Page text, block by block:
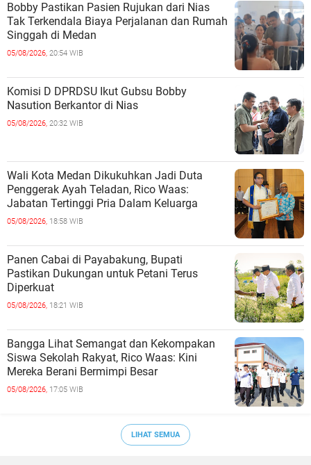
Bobby Pastikan Pasien Rujukan dari Nias
Tak Terkendala Biaya Perjalanan dan Rumah
Singgah di Medan
05/08/2026, 20:54 WIB
Komisi D DPRDSU Ikut Gubsu Bobby
Nasution Berkantor di Nias
05/08/2026, 20:32 WIB
Wali Kota Medan Dikukuhkan Jadi Duta
Penggerak Ayah Teladan, Rico Waas:
Jabatan Tertinggi Pria Dalam Keluarga
05/08/2026, 18:58 WIB
Panen Cabai di Payabakung, Bupati
Pastikan Dukungan untuk Petani Terus
Diperkuat
05/08/2026, 18:21 WIB
Bangga Lihat Semangat dan Kekompakan
Siswa Sekolah Rakyat, Rico Waas: Kini
Mereka Berani Bermimpi Besar
05/08/2026, 17:05 WIB
LIHAT SEMUA